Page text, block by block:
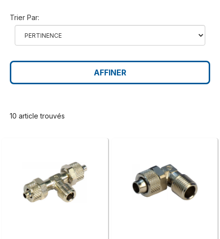
Trier Par:
AFFINER
10 article trouvés